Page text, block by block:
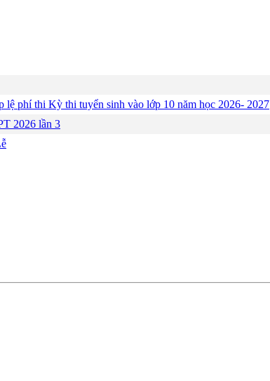
lệ phí thi Kỳ thi tuyển sinh vào lớp 10 năm học 2026- 2027
2026 lần 3